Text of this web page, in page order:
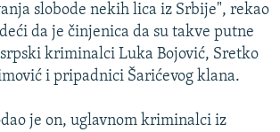
slobode nekih lica iz Srbije", rekao
da je činjenica da su takve putne
kriminalci Luka Bojović, Sretko
i pripadnici Šarićevog klana.
je on, uglavnom kriminalci iz